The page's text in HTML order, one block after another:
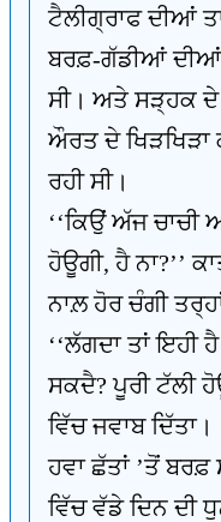
ਟੈਲੀਗ੍ਰਾਫ ਦੀਆਂ
ਬਰਫ਼-ਗੱਡੀਆਂ ਦੀਆਂ
ਸੀ। ਅਤੇ ਸੜ੍ਹਕ ਦੇ
ਔਰਤ ਦੇ
ਰਹੀ ਸੀ।
‘‘ਕਿਉਂ ਅੱਜ ਚਾਚੀ
ਹੋਊਗੀ, ਹੈ ਨਾ?’’
ਨਾਲ਼ ਹੋਰ ਚੰਗੀ
‘‘ਲੱਗਦਾ ਤਾਂ ਇਹੀ
ਸਕਦੈ? ਪੂਰੀ ਟੱਲੀ
ਵਿੱਚ ਜਵਾਬ ਦਿੱਤਾ।
ਹਵਾ ਛੱਤਾਂ ’ਤੋਂ
ਵਿੱਚ ਵੱਡੇ ਦਿਨ ਦੀ